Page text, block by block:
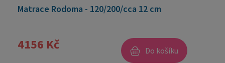
Matrace Rodoma - 120/200/cca 12 cm
4156 Kč Do košíku